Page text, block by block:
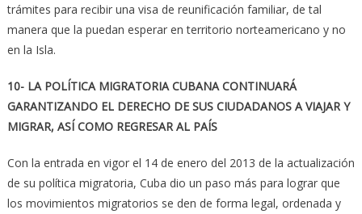
trámites para recibir una visa de reunificación familiar, de tal
manera que la puedan esperar en territorio norteamericano y no
en la Isla.
10- LA POLÍTICA MIGRATORIA CUBANA CONTINUARÁ
GARANTIZANDO EL DERECHO DE SUS CIUDADANOS A VIAJAR Y
MIGRAR, ASÍ COMO REGRESAR AL PAÍS
Con la entrada en vigor el 14 de enero del 2013 de la actualización
de su política migratoria, Cuba dio un paso más para lograr que
los movimientos migratorios se den de forma legal, ordenada y